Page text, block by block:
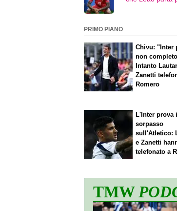
PRIMO PIANO
Chivu: "Inter
non
Intanto
Zanetti
Romero
L'Inter prova il
sorpasso
sull'Atletico:
e Zanetti
telefonato a
TMW